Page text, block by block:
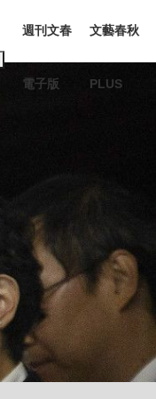
週刊文春
電子版
文藝春秋
PLUS